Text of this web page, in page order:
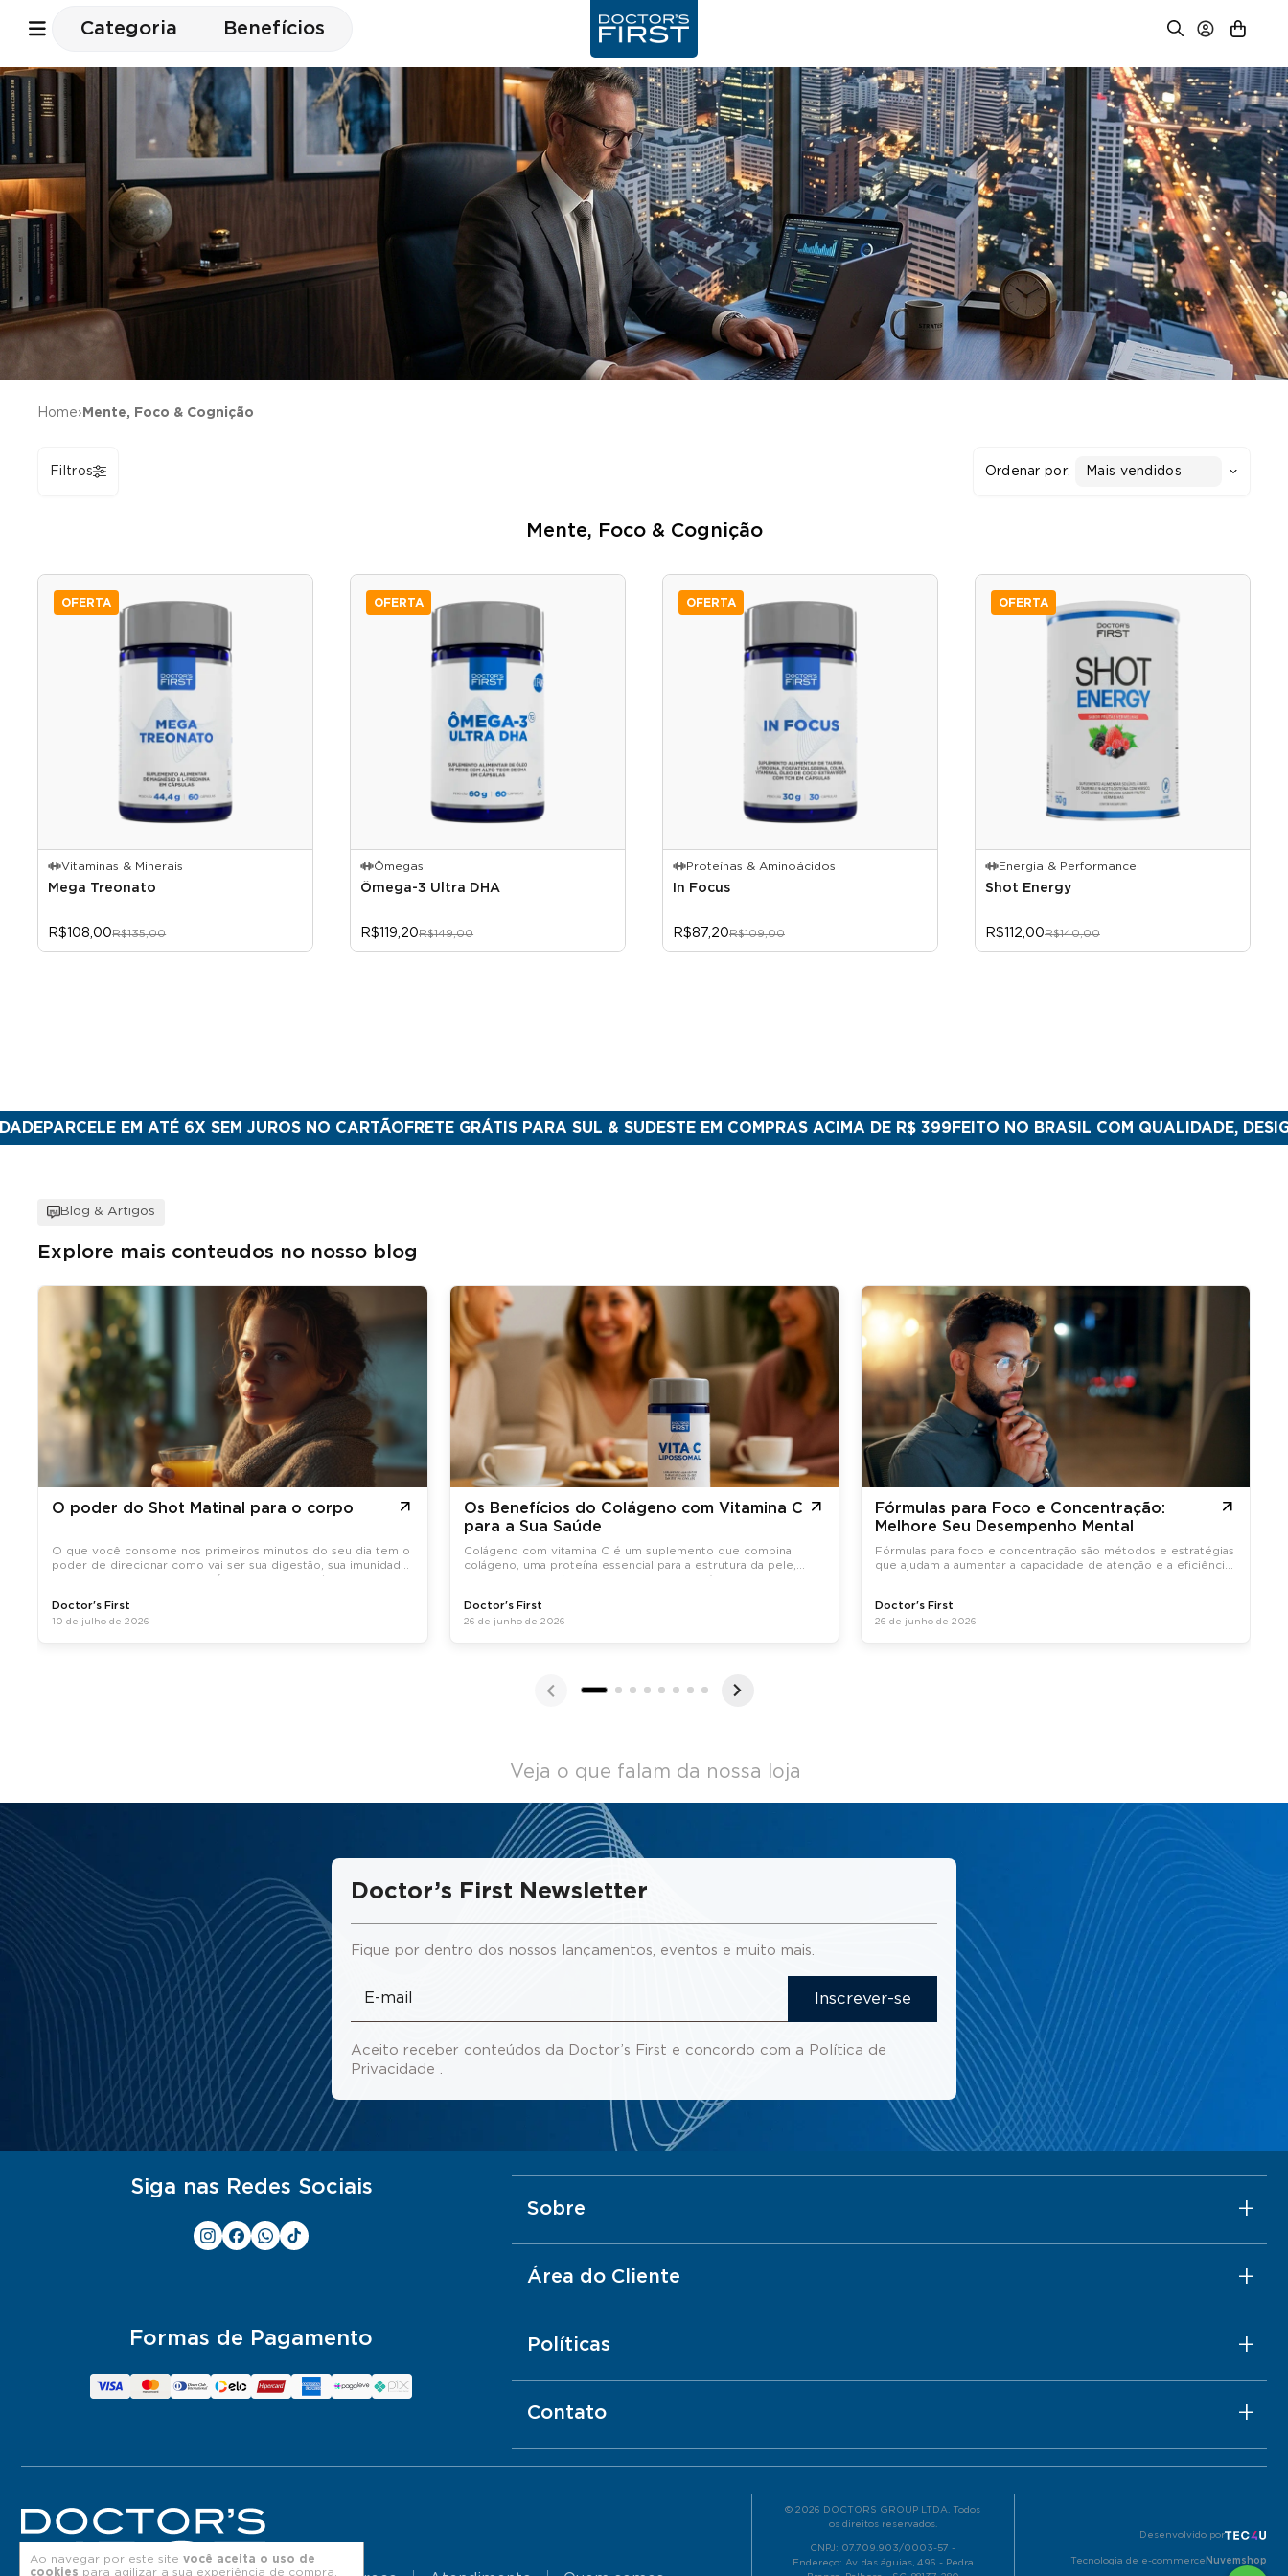
Categoria Benefícios
Ao navegar por este site você aceita o uso de
cookies para agilizar a sua experiência de compra.
Home› Mente, Foco & Cognição
Ordenar por: Mais vendidos
Filtros
Mente, Foco & Cognição
OFERTA
Vitaminas & Minerais
Mega Treonato
R$108,00R$135,00
OFERTA
Ômegas
Ômega-3 Ultra DHA
R$119,20R$149,00
OFERTA
Proteínas & Aminoácidos
In Focus
R$87,20R$109,00
OFERTA
Energia & Performance
Shot Energy
R$112,00R$140,00
EM ATÉ 6X SEM JUROS NO CARTÃOFRETE GRÁTIS PARA SUL & SUDESTE EM COMPRAS ACIMA DE R$ 399 FEITO NO BRASIL COM QUALIDADE, DESIGN &
Blog & Artigos
Explore mais conteudos no nosso blog
O poder do Shot Matinal para o corpo
O que você consome nos primeiros minutos do seu dia tem o
poder de direcionar como vai ser sua digestão, sua imunidade
e sua energia durante o dia. É por isso que o hábito do shot
jejum, tem
Doctor's First
10 de julho de 2026
Os Benefícios do Colágeno com Vitamina C
para a Sua Saúde
Colágeno com vitamina C é um suplemento que combina
colágeno, uma proteína essencial para a estrutura da pele,
ossos e articulações, com vitamina C, que é crucial para a
Doctor's First
26 de junho de 2026
Fórmulas para Foco e Concentração:
Melhore Seu Desempenho Mental
Fórmulas para foco e concentração são métodos e estratégias
que ajudam a aumentar a capacidade de atenção e a eficiência
mental, promovendo um melhor desempenho em tarefas
Doctor's First
26 de junho de 2026
Veja o que falam da nossa loja
Doctor’s First Newsletter
Fique por dentro dos nossos lançamentos, eventos e muito mais.
Inscrever-se
Aceito receber conteúdos da Doctor’s First e concordo com a Política de
Privacidade
Siga nas Redes Sociais
Sobre
Área do Cliente
Políticas
Contato
Formas de Pagamento
© 2026 DOCTORS GROUP LTDA. Todos
os direitos reservados.
CNPJ: 07.709.903/0003-57 -
Endereço: Av. das águias, 496 - Pedra
Desenvolvido por
Tecnologia de e-commerce Nuvemshop